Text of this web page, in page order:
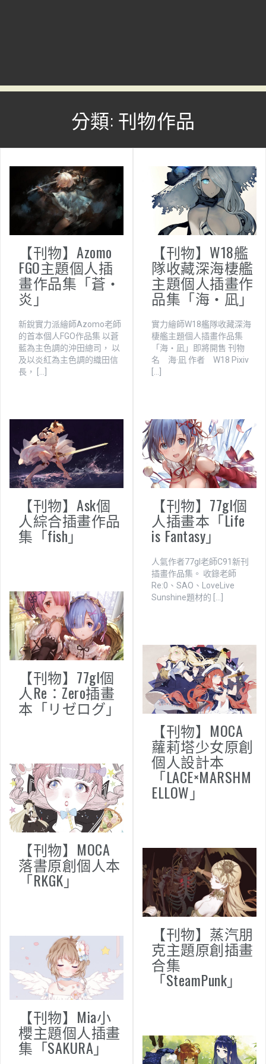
分類: 刊物作品
【刊物】Azomo
FGO主題個人插
畫作品集「蒼・
炎」
新銳實力派繪師Azomo老師
的首本個人FGO作品集 以蒼
藍為主色調的沖田總司， 以
及以炎紅為主色調的織田信
長， […]
【刊物】W18艦
隊收藏深海棲艦
主題個人插畫作
品集「海・凪」
實力繪師W18艦隊收藏深海
棲艦主題個人插畫作品集
「海・凪」即將開售 刊物
名 海·凪 作者 W18 Pixiv
[…]
【刊物】Ask個
人綜合插畫作品
集「fish」
【刊物】77gl個
人插畫本「Life
is Fantasy」
人氣作者77gl老師C91新刊
插畫作品集。 收錄老師
Re:0、SAO、LoveLive
Sunshine題材的 […]
【刊物】77gl個
人Re：Zero插畫
本「リゼログ」
【刊物】MOCA
蘿莉塔少女原創
個人設計本
「LACE×MARSHM
ELLOW」
【刊物】MOCA
落書原創個人本
「RKGK」
【刊物】蒸汽朋
克主題原創插畫
合集
「SteamPunk」
【刊物】Mia小
櫻主題個人插畫
集「SAKURA」